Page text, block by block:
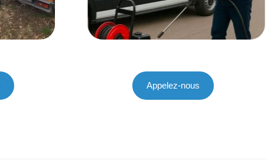
Appelez-nous